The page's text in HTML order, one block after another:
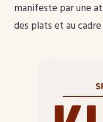
manifeste par une
des plats et au